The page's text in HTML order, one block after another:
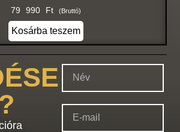
79 990 Ft (bruttó)
Kosárba teszem